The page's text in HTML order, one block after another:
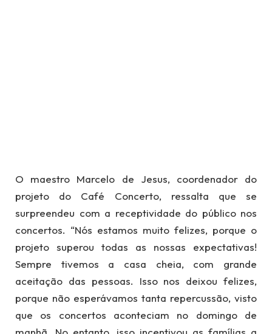
O maestro Marcelo de Jesus, coordenador do
projeto do Café Concerto, ressalta que se
surpreendeu com a receptividade do público nos
concertos. “Nós estamos muito felizes, porque o
projeto superou todas as nossas expectativas!
Sempre tivemos a casa cheia, com grande
aceitação das pessoas. Isso nos deixou felizes,
porque não esperávamos tanta repercussão, visto
que os concertos aconteciam no domingo de